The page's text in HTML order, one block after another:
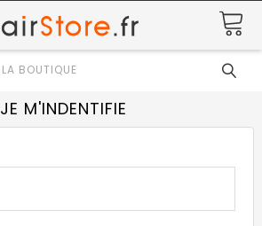
JE M'INDENTIFIE